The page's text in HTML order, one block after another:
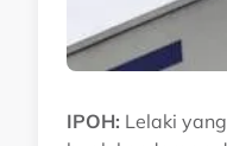
IPOH: Lelaki